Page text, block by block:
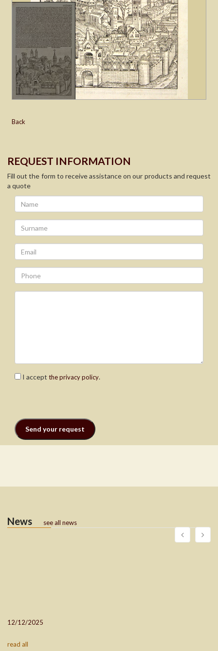
Back
REQUEST INFORMATION
Fill out the form to receive assistance on our products and request
a quote
I accept the privacy policy.
News see all news
12/12/2025
read all